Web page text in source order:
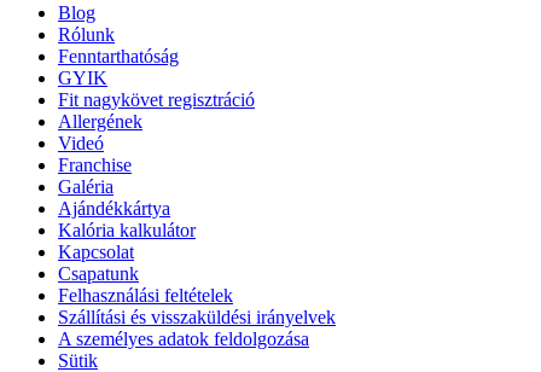
Blog
Rólunk
Fenntarthatóság
GYIK
Fit nagykövet regisztráció
Allergének
Videó
Franchise
Galéria
Ajándékkártya
Kalória kalkulátor
Kapcsolat
Csapatunk
Felhasználási feltételek
Szállítási és visszaküldési irányelvek
A személyes adatok feldolgozása
Sütik